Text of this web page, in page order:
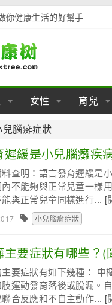
你健康生活的好幫手
痿
男性早泄
育
男性心理
男
食
男性用品 男
女性
女性乳房
女性子宮
女性
女性飲食
女性
育兒
產後
幼兒
兒腦癱症狀
遲緩是小兒腦癱疾
查明：語言發育遲緩是
不能夠與正常兒童一樣
與正常兒童同樣進行... [
小兒腦癱症狀
主要症狀有哪些？(
要症狀有如下幾種： 中
運動發育落後或脫漏。
合反應和不自主動作... [